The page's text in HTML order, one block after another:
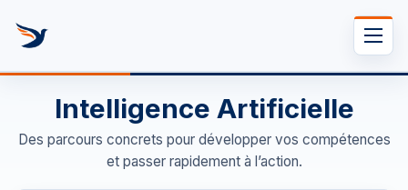
Intelligence Artificielle
Des parcours concrets pour développer vos compétences
et passer rapidement à l’action.